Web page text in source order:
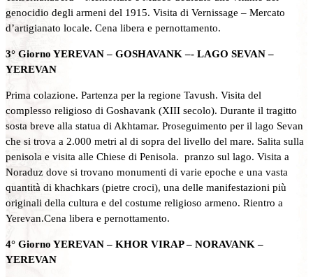
genocidio degli armeni del 1915. Visita di Vernissage – Mercato
d’artigianato locale. Cena libera e pernottamento.
3° Giorno YEREVAN – GOSHAVANK –- LAGO SEVAN –
YEREVAN
Prima colazione. Partenza per la regione Tavush. Visita del
complesso religioso di Goshavank (XIII secolo). Durante il tragitto
sosta breve alla statua di Akhtamar. Proseguimento per il lago Sevan
che si trova a 2.000 metri al di sopra del livello del mare. Salita sulla
penisola e visita alle Chiese di Penisola. pranzo sul lago. Visita a
Noraduz dove si trovano monumenti di varie epoche e una vasta
quantità di khachkars (pietre croci), una delle manifestazioni più
originali della cultura e del costume religioso armeno. Rientro a
Yerevan.Cena libera e pernottamento.
4° Giorno YEREVAN – KHOR VIRAP – NORAVANK –
YEREVAN